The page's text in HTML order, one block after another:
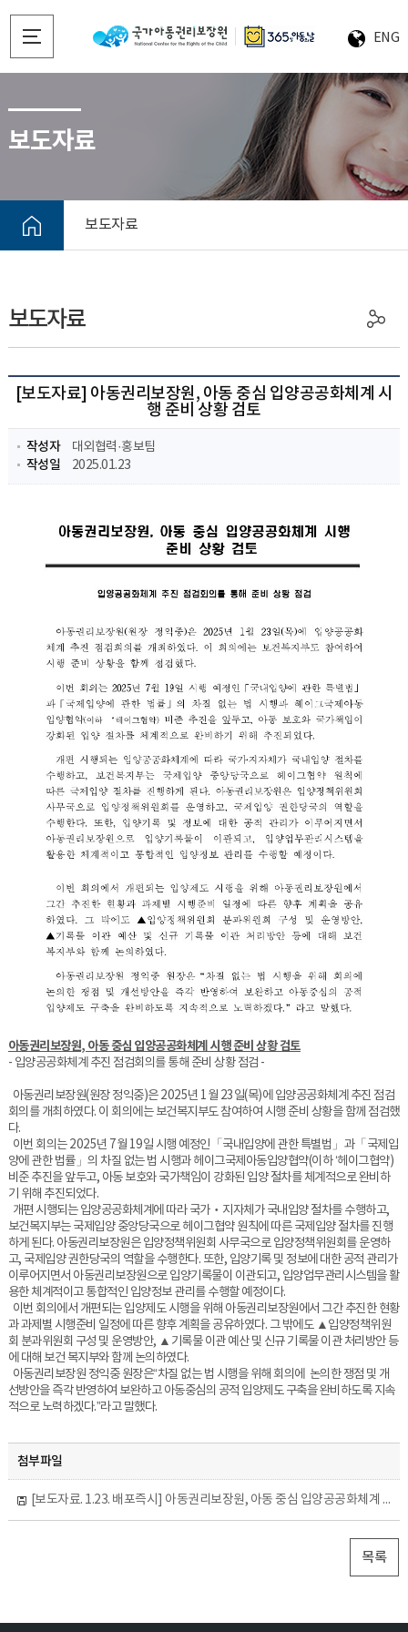
ENG
보도자료
보도자료
보도자료
[보도자료] 아동권리보장원, 아동 중심 입양공공화체계 시
행 준비 상황 검토
작성자 대외협력·홍보팀​
작성일 2025.01.23
아동권리보장원, 아동 중심 입양공공화체계 시행 준비 상황 검토
- 입양공공화체계 추진 점검회의를 통해 준비 상황 점검 -
아동권리보장원(원장 정익중)은 2025년 1월 23일(목)에 입양공공화체계 추진 점검
회의를 개최하였다. 이 회의에는 보건복지부도 참여하여 시행 준비 상황을 함께 점검했
다.
이번 회의는 2025년 7월 19일 시행 예정인「국내입양에 관한 특별법」과「국제입
양에 관한 법률」의 차질 없는 법 시행과 헤이그국제아동입양협약(이하 ‘헤이그협약)
비준 추진을 앞두고, 아동 보호와 국가책임이 강화된 입양 절차를 체계적으로 완비하
기 위해 추진되었다.
개편 시행되는 입양공공화체계에 따라 국가‧지자체가 국내입양 절차를 수행하고,
보건복지부는 국제입양 중앙당국으로 헤이그협약 원칙에 따른 국제입양 절차를 진행
하게 된다. 아동권리보장원은 입양정책위원회 사무국으로 입양정책위원회를 운영하
고, 국제입양 권한당국의 역할을 수행한다. 또한, 입양기록 및 정보에 대한 공적 관리가
이루어지면서 아동권리보장원으로 입양기록물이 이관되고, 입양업무관리시스템을 활
용한 체계적이고 통합적인 입양정보 관리를 수행할 예정이다.
이번 회의에서 개편되는 입양제도 시행을 위해 아동권리보장원에서 그간 추진한 현황
과 과제별 시행준비 일정에 따른 향후 계획을 공유하였다. 그 밖에도 ▲입양정책위원
회 분과위원회 구성 및 운영방안, ▲기록물 이관 예산 및 신규 기록물 이관 처리방안 등
에 대해 보건 복지부와 함께 논의하였다.
아동권리보장원 정익중 원장은“차질 없는 법 시행을 위해 회의에 논의한 쟁점 및 개
선방안을 즉각 반영하여 보완하고 아동중심의 공적 입양제도 구축을 완비하도록 지속
적으로 노력하겠다.”라고 말했다.
첨부파일
[보도자료. 1.23. 배포즉시] 아동권리보장원, 아동 중심 입양공공화체계 시행 준비 상황 검토.hwp
목록